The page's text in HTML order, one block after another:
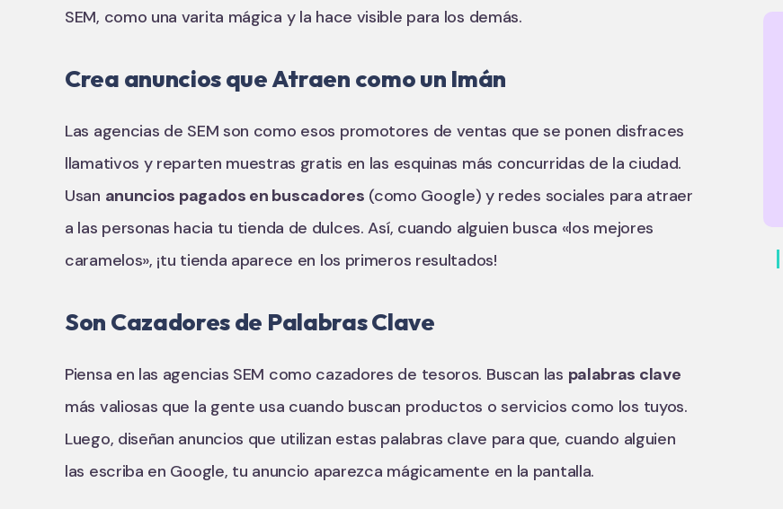
SEM, como una varita mágica y la hace visible para los demás.
Crea anuncios que Atraen como un Imán
Las agencias de SEM son como esos promotores de ventas que se ponen disfraces
llamativos y reparten muestras gratis en las esquinas más concurridas de la ciudad.
Usan anuncios pagados en buscadores (como Google) y redes sociales para atraer
a las personas hacia tu tienda de dulces. Así, cuando alguien busca «los mejores
caramelos», ¡tu tienda aparece en los primeros resultados!
Son Cazadores de Palabras Clave
Piensa en las agencias SEM como cazadores de tesoros. Buscan las palabras clave
más valiosas que la gente usa cuando buscan productos o servicios como los tuyos.
Luego, diseñan anuncios que utilizan estas palabras clave para que, cuando alguien
las escriba en Google, tu anuncio aparezca mágicamente en la pantalla.